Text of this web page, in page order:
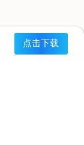
联系我们